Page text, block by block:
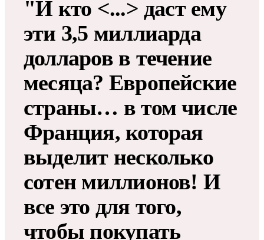
"И кто <...> даст ему
эти 3,5 миллиарда
долларов в течение
месяца? Европейские
страны… в том числе
Франция, которая
выделит несколько
сотен миллионов! И
все это для того,
чтобы покупать